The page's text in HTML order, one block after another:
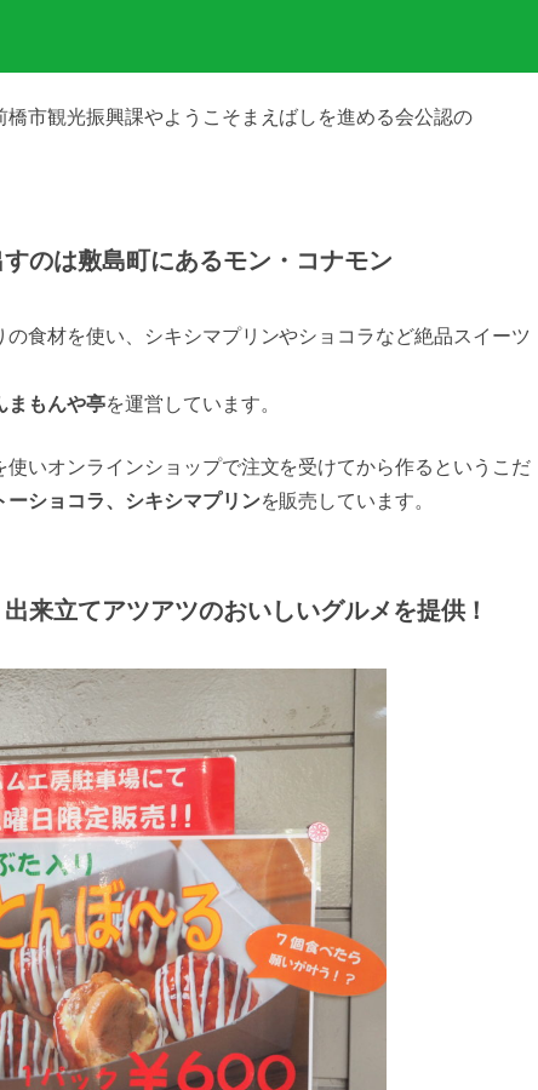
橋市観光振興課やようこそまえばしを進める会公認の
すのは敷島町にあるモン・コナモン
食材を使い、シキシマプリンやショコラなど絶品スイーツ
まもんや亭を運営しています。
いオンラインショップで注文を受けてから作るというこだ
ショコラ、シキシマプリンを販売しています。
来立てアツアツのおいしいグルメを提供！